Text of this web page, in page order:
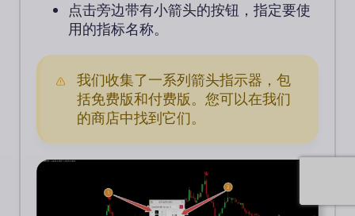
点击旁边带有小箭头的按钮，指定要使
用的指标名称。
我们收集了一系列箭头指示器，包
括免费版和付费版。您可以在我们
的商店中找到它们。